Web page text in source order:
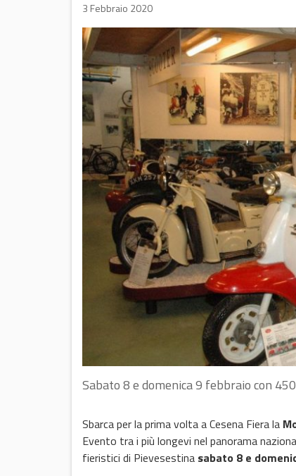
3 Febbraio 2020
Sabato 8 e domenica 9 febbraio con
Sbarca per la prima volta a Cesena Fiera la
Evento tra i più longevi nel panorama
fieristici di Pievesestina sabato 8 e